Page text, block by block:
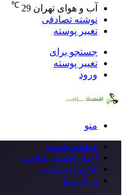
آب و هوای تهران 29
℃
نوشته تصادفی
تغییر پوسته
جستجو برای
تغییر پوسته
ورود
منو
صفحه نخست
اخبار اقتصاد سلامت
فناوری سلامت
درباره ما